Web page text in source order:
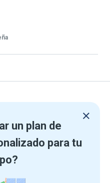
un plan de
para tu